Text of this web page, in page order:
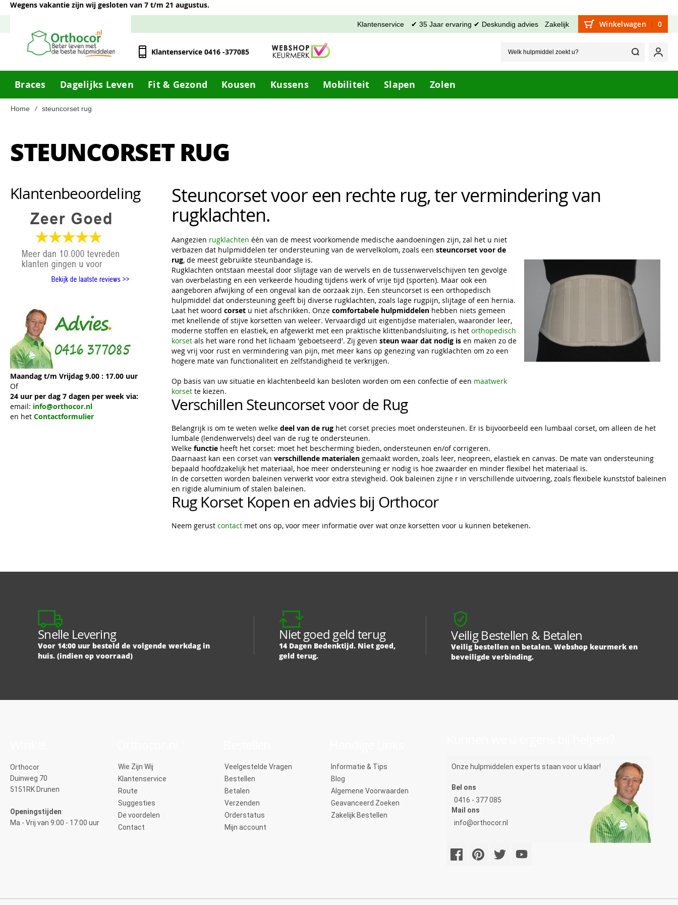
Wegens vakantie zijn wij gesloten van 7 t/m 21 augustus.
Klantenservice ✔ 35 Jaar ervaring ✔ Deskundig advies Zakelijk Winkelwagen 0
Klantenservice 0416 -377085 Welk
Mijn
Braces Dagelijks Leven Fit & Gezond Kousen Kussens Mobiliteit Slapen Zolen
Home steuncorset rug
STEUNCORSET RUG
Steuncorset voor een rechte rug, ter vermindering van
rugklachten.
Aangezien rugklachten één van de meest voorkomende medische aandoeningen zijn, zal het u niet
verbazen dat hulpmiddelen ter ondersteuning van de wervelkolom, zoals een steuncorset voor de
rug, de meest gebruikte steunbandage is.
Rugklachten ontstaan meestal door slijtage van de wervels en de tussenwervelschijven ten gevolge
van overbelasting en een verkeerde houding tijdens werk of vrije tijd (sporten). Maar ook een
aangeboren afwijking of een ongeval kan de oorzaak zijn. Een steuncorset is een orthopedisch
hulpmiddel dat ondersteuning geeft bij diverse rugklachten, zoals lage rugpijn, slijtage of een hernia.
Laat het woord corset u niet afschrikken. Onze comfortabele hulpmiddelen hebben niets gemeen
met knellende of stijve korsetten van weleer. Vervaardigd uit eigentijdse materialen, waaronder leer,
moderne stoffen en elastiek, en afgewerkt met een praktische klittenbandsluiting, is het orthopedisch
korset als het ware rond het lichaam 'geboetseerd'. Zij geven steun waar dat nodig is en maken zo de
weg vrij voor rust en vermindering van pijn, met meer kans op genezing van rugklachten om zo een
hogere mate van functionaliteit en zelfstandigheid te verkrijgen.
Op basis van uw situatie en klachtenbeeld kan besloten worden om een confectie of een maatwerk
korset te kiezen.
Verschillen Steuncorset voor de Rug
Belangrijk is om te weten welke deel van de rug het corset precies moet ondersteunen. Er is bijvoorbeeld een lumbaal corset, om alleen de het
lumbale (lendenwervels) deel van de rug te ondersteunen.
Welke functie heeft het corset: moet het bescherming bieden, ondersteunen en/of corrigeren.
Daarnaast kan een corset van verschillende materialen gemaakt worden, zoals leer, neopreen, elastiek en canvas. De mate van ondersteuning
bepaald hoofdzakelijk het materiaal, hoe meer ondersteuning er nodig is hoe zwaarder en minder flexibel het materiaal is.
In de corsetten worden baleinen verwerkt voor extra stevigheid. Ook baleinen zijne r in verschillende uitvoering, zoals flexibele kunststof baleinen
en rigide aluminium of stalen baleinen.
Rug Korset Kopen en advies bij Orthocor
Neem gerust contact met ons op, voor meer informatie over wat onze korsetten voor u kunnen betekenen.
Klantenbeoordeling
Maandag t/m Vrijdag 9.00 : 17.00 uur
Of
24 uur per dag 7 dagen per week via:
email: info@orthocor.nl
en het Contactformulier
Snelle Levering
Voor 14:00 uur besteld de volgende werkdag in
huis. (indien op voorraad)
Niet goed geld terug
14 Dagen Bedenktijd. Niet goed,
geld terug.
Veilig Bestellen & Betalen
Veilig bestellen en betalen. Webshop keurmerk en
beveiligde verbinding.
Onze hulpmiddelen experts staan voor u klaar!
Bel ons
0416 - 377 085
Mail ons
info@orthocor.nl
Orthocor
Duinweg 70
5151RK Drunen
Openingstijden:
Ma - Vrij van 9:00 - 17:00 uur
Wie Zijn Wij
Klantenservice
Route
Suggesties
De voordelen
Contact
Veelgestelde Vragen
Bestellen
Betalen
Verzenden
Orderstatus
Mijn account
Informatie & Tips
Blog
Algemene Voorwaarden
Geavanceerd Zoeken
Zakelijk Bestellen